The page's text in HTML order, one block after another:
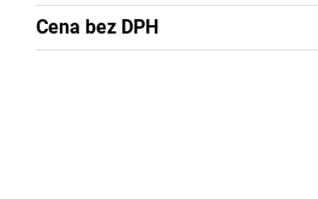
Cena bez DPH